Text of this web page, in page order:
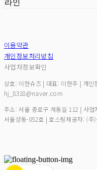
라인
이용약관
개인정보처리방침
사업자정보확인
상호: 이현슈즈 | 대표: 이현주 | 개
hj_8318@naver.com
주소: 서울 종로구 계동길 112 | 사업
서울성동-052호 | 호스팅제공자: (주